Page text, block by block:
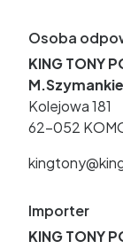
Osoba
KING TONY
Kolejowa 181
62-052
Importer
KING TONY